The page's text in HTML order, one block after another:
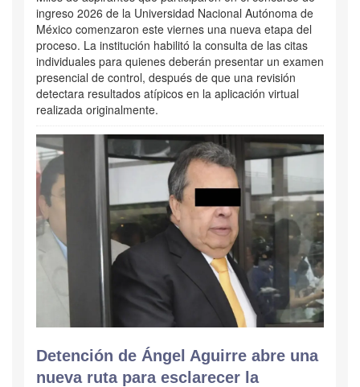
ingreso 2026 de la Universidad Nacional Autónoma de
México comenzaron este viernes una nueva etapa del
proceso. La institución habilitó la consulta de las citas
individuales para quienes deberán presentar un examen
presencial de control, después de que una revisión
detectara resultados atípicos en la aplicación virtual
realizada originalmente.
Detención de Ángel Aguirre abre una
nueva ruta para esclarecer la